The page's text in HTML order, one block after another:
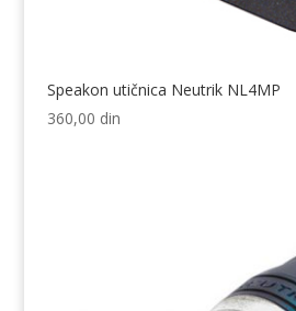
Speakon utičnica Neutrik NL4MP
360,00 din